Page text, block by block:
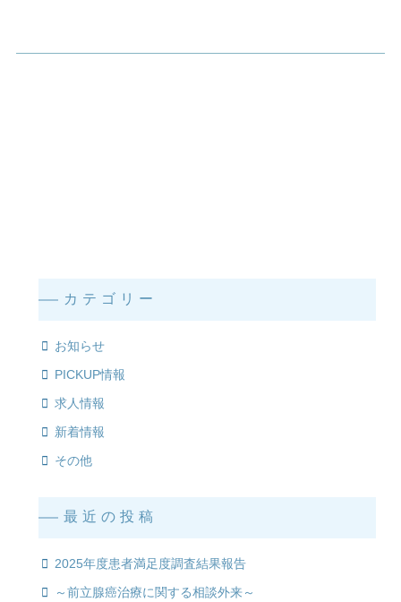
カテゴリー
お知らせ
PICKUP情報
求人情報
新着情報
その他
最近の投稿
2025年度患者満足度調査結果報告
～前立腺癌治療に関する相談外来～